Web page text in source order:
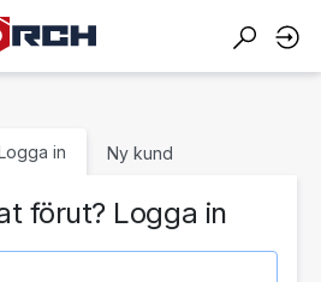
in Ny kund
förut? Logga in